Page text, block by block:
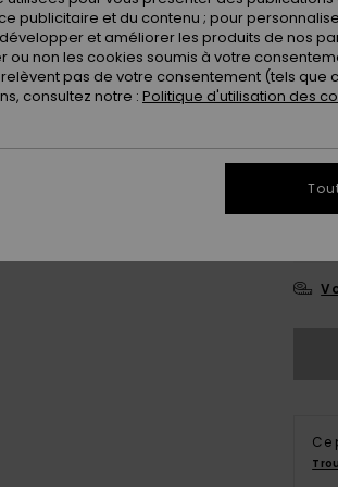
Ce
publicitaire et du contenu ; pour
et améliorer les produits de nos
non les cookies soumis à votre
pas de votre consentement (tels que
consultez notre : Politique d'utilisation des